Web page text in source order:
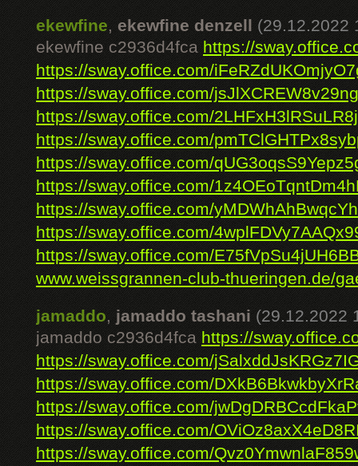
ekewfine, ekewfine denzell (29.12.2022
ekewfine c2936d4fca https://
https://sway.office.com/
https://sway.office.com/
https://sway.office.com/
https://sway.office.com/
https://sway.office.com/
https://sway.office.com/
https://sway.office.com/
https://sway.office.com/
https://sway.office.com/
www.weissgrannen-club-thueringen.de/
jamaddo, jamaddo tashani (29.12.2022
jamaddo c2936d4fca https://
https://sway.office.com/
https://sway.office.com/
https://sway.office.com/
https://sway.office.com/
https://sway.office.com/